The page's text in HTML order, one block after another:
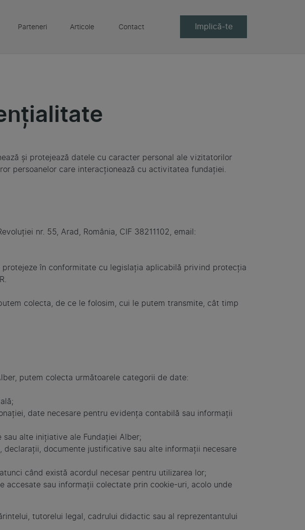
Parteneri Articole Contact Implică-te
și protejează datele cu caracter personal ale vizitatorilor
persoanelor care interacționează cu activitatea fundației.
nr. 55, Arad, România, CIF 38211102, email:
în conformitate cu legislația aplicabilă privind protecția
colecta, de ce le folosim, cui le putem transmite, cât timp
putem colecta următoarele categorii de date:
date necesare pentru evidența contabilă sau informații
alte inițiative ale Fundației Alber;
documente justificative sau alte informații necesare
când există acordul necesar pentru utilizarea lor;
accesate sau informații colectate prin cookie-uri, acolo unde
tutorelui legal, cadrului didactic sau al reprezentantului